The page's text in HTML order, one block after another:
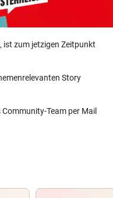
ist zum jetzigen Zeitpunkt
Story
Community-Team per Mail